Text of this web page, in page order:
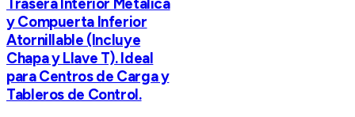
y Compuerta Inferior
Atornillable (Incluye
Chapa y Llave T). Ideal
para Centros de Carga y
Tableros de Control.